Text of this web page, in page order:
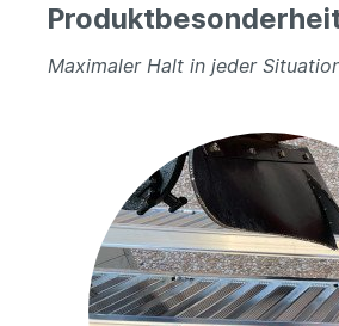
Maximaler Halt in jeder